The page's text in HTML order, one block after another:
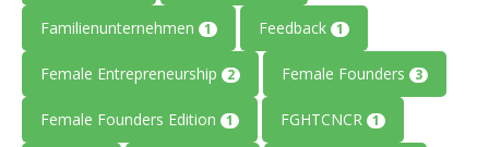
Familienunternehmen 1 Feedback 1
Female Entrepreneurship 2 Female Founders 3
Female Founders Edition 1 FGHTCNCR 1